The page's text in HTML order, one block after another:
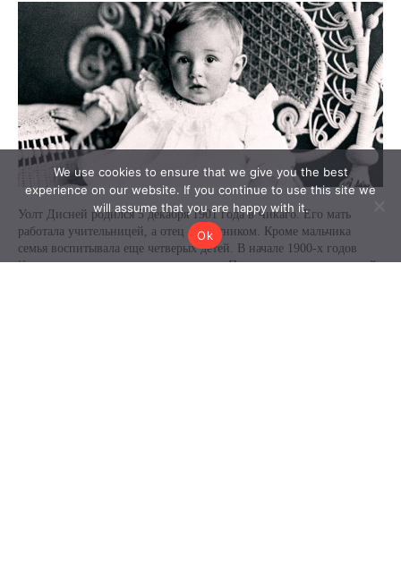
We use cookies to ensure that we give you the best
experience on our website. If you continue to use this site we
will assume that you are happy with it.
Ok